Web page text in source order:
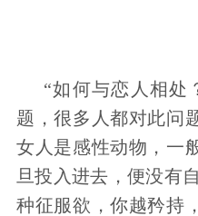
“如何与恋人相处
题，很多人都对此问
女人是感性动物，一
旦投入进去，便没有
种征服欲，你越矜持